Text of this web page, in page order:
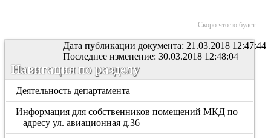
Скоро что то будет...
Дата публикации документа: 21.03.2018 12:47:44
Последнее изменение: 30.03.2018 12:48:04
Навигация по разделу
Деятельность департамента
Информация для собственников помещений МКД по
адресу ул. авиационная д.36